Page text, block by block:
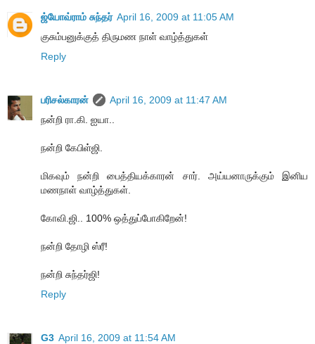
ஜ்யோவ்ராம் சுந்தர் April 16, 2009 at 11:05 AM
குசும்பனுக்குத் திருமண நாள் வாழ்த்துகள்
Reply
பரிசல்காரன்
April 16, 2009 at 11:47 AM
நன்றி ரா.கி. ஐயா..
நன்றி கேபிள்ஜி.
மிகவும் நன்றி பைத்தியக்காரன் சார். அய்யனாருக்கும் இனிய
மணநாள் வாழ்த்துகள்.
கோவி.ஜி.. 100% ஒத்துப்போகிறேன்!
நன்றி தோழி ஸ்ரீ!
நன்றி சுந்தர்ஜி!
Reply
G3 April 16, 2009 at 11:54 AM